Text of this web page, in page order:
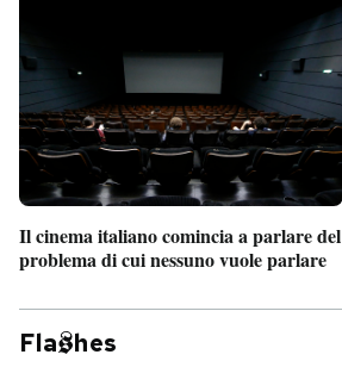
PODCAST
NEWSLETTER
I MIEI PREFERITI
SHOP
Il cinema italiano comincia a parlare del
problema di cui nessuno vuole parlare
Fla hes